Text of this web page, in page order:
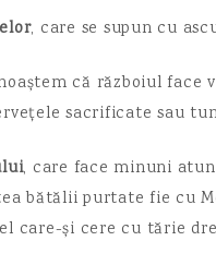
, care se supun cu
că războiul
sacrificate sau
, care face minuni
bătălii purtate fie cu
care-și cere cu tărie